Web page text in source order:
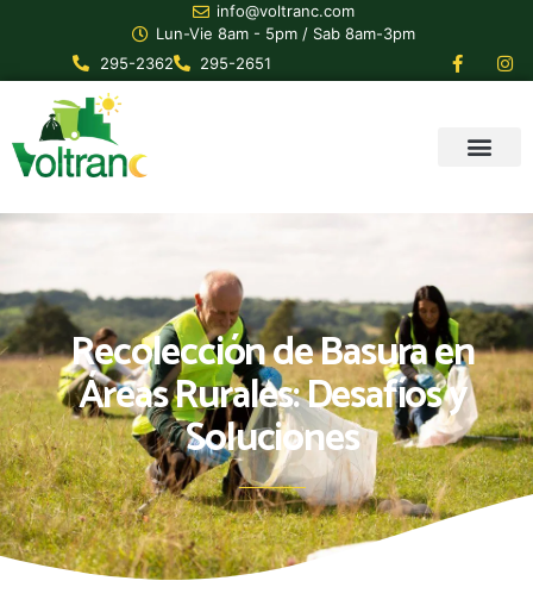
info@voltranc.com
Lun-Vie 8am - 5pm / Sab 8am-3pm
295-2362
295-2651
Recolección de Basura en
Áreas Rurales: Desafíos y
Soluciones